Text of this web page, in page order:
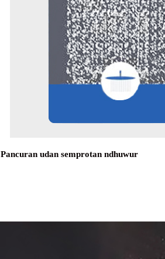
Pancuran udan semprotan ndhuwur